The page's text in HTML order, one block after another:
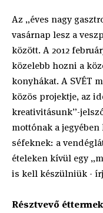
Az „éves nagy
vasárnap lesz a
között. A 2012
közelebb hozni a
konyhákat. A SVÉT
közös projektje, az
kreativitásunk”-
mottónak a
séfeknek: a
ételeken kívül egy
is kell készülniük -
Résztvevő